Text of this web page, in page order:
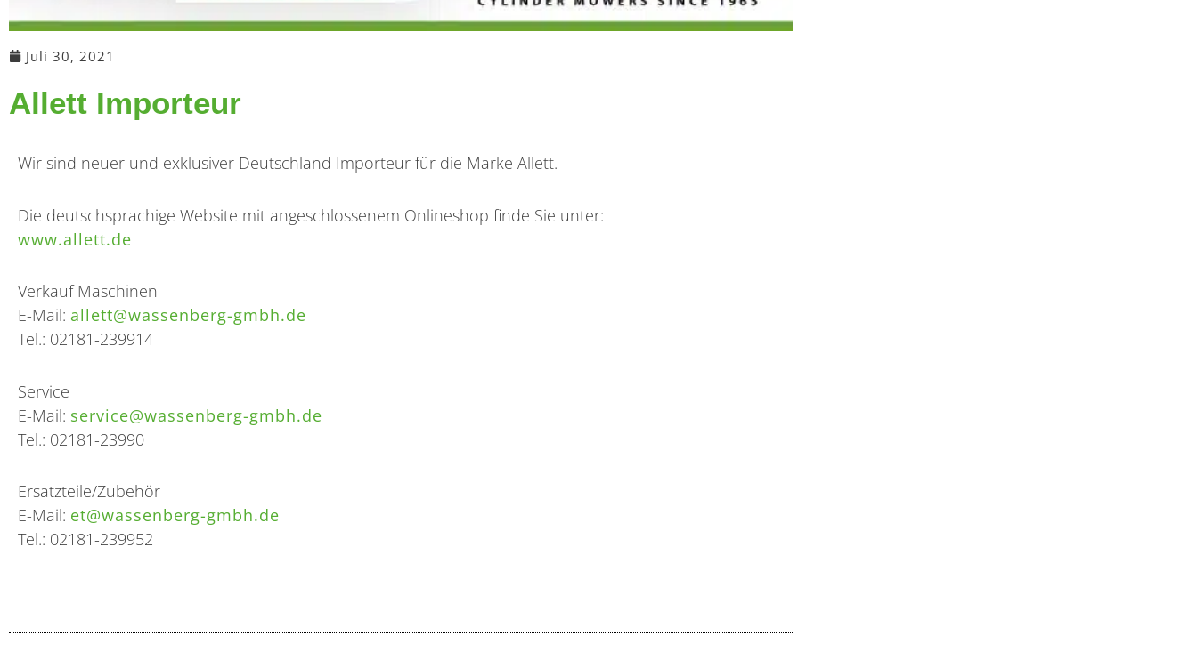
Juli 30, 2021
Allett Importeur
Wir sind neuer und exklusiver Deutschland Importeur für die Marke Allett.
Die deutschsprachige Website mit angeschlossenem Onlineshop finde Sie unter:
www.allett.de
Verkauf Maschinen
E-Mail: allett@wassenberg-gmbh.de
Tel.: 02181-239914
Service
E-Mail: service@wassenberg-gmbh.de
Tel.: 02181-23990
Ersatzteile/Zubehör
E-Mail: et@wassenberg-gmbh.de
Tel.: 02181-239952